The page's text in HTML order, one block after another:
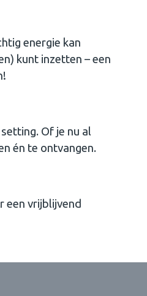
energie kan
kunt inzetten – een
Of je nu al
én te ontvangen.
een vrijblijvend